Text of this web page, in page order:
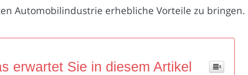
Automobilindustrie erhebliche Vorteile zu bringen.
erwartet Sie in diesem Artikel